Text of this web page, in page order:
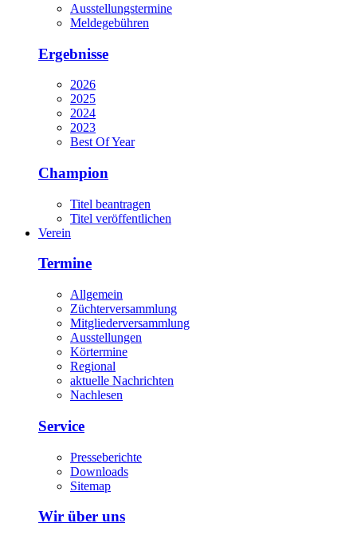
Ausstellungstermine
Meldegebühren
Ergebnisse
2026
2025
2024
2023
Best Of Year
Champion
Titel beantragen
Titel veröffentlichen
Verein
Termine
Allgemein
Züchterversammlung
Mitgliederversammlung
Ausstellungen
Körtermine
Regional
aktuelle Nachrichten
Nachlesen
Service
Presseberichte
Downloads
Sitemap
Wir über uns